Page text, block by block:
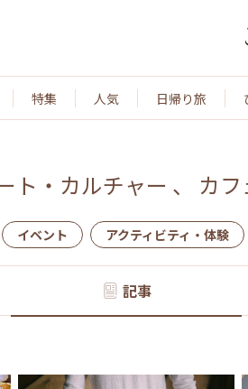
特集 人気 日帰り旅
ト・カルチャー 、 カフ
イベント アクティビティ・体験
記事